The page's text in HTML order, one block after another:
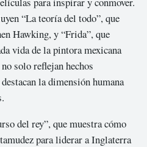
“La teoría del todo”, que
Hawking, y “Frida”, que
vida de la pintora mexicana
solo reflejan hechos
la dimensión humana
del rey”, que muestra cómo
para liderar a Inglaterra